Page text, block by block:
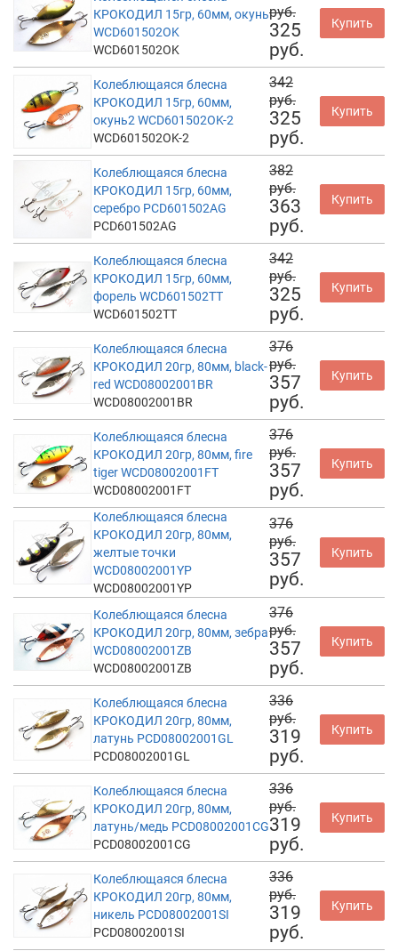
КРОКОДИЛ 15гр, 60мм, окунь
WCD601502OK
WCD601502OK
руб.
325
руб.
Купить
Колеблющаяся блесна
КРОКОДИЛ 15гр, 60мм,
окунь2 WCD601502OK-2
WCD601502OK-2
342
руб.
325
руб.
Купить
Колеблющаяся блесна
КРОКОДИЛ 15гр, 60мм,
серебро PCD601502AG
PCD601502AG
382
руб.
363
руб.
Купить
Колеблющаяся блесна
КРОКОДИЛ 15гр, 60мм,
форель WCD601502TT
WCD601502TT
342
руб.
325
руб.
Купить
Колеблющаяся блесна
КРОКОДИЛ 20гр, 80мм, black-
red WCD08002001BR
WCD08002001BR
376
руб.
357
руб.
Купить
Колеблющаяся блесна
КРОКОДИЛ 20гр, 80мм, fire
tiger WCD08002001FT
WCD08002001FT
376
руб.
357
руб.
Купить
Колеблющаяся блесна
КРОКОДИЛ 20гр, 80мм,
желтые точки
WCD08002001YP
WCD08002001YP
376
руб.
357
руб.
Купить
Колеблющаяся блесна
КРОКОДИЛ 20гр, 80мм, зебра
WCD08002001ZB
WCD08002001ZB
376
руб.
357
руб.
Купить
Колеблющаяся блесна
КРОКОДИЛ 20гр, 80мм,
латунь PCD08002001GL
PCD08002001GL
336
руб.
319
руб.
Купить
Колеблющаяся блесна
КРОКОДИЛ 20гр, 80мм,
латунь/медь PCD08002001CG
PCD08002001CG
336
руб.
319
руб.
Купить
Колеблющаяся блесна
КРОКОДИЛ 20гр, 80мм,
никель PCD08002001SI
PCD08002001SI
336
руб.
319
руб.
Купить